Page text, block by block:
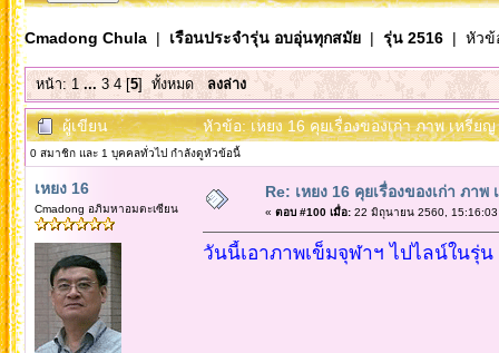
Cmadong Chula| เรือนประจำรุ่น อบอุ่นทุกสมัย| รุ่น 2516| หัวข้
หน้า:1 ... 3 4[5] ทั้งหมด ลงล่าง
ผู้เขียน หัวข้อ: เหยง 16 คุยเรื่องของเก่า ภาพ เหรี
0 สมาชิก และ 1 บุคคลทั่วไป กำลังดูหัวข้อนี้
เหยง 16
Cmadong อภิมหาอมตะเซียน
Re: เหยง 16 คุยเรื่องของเก่า ภา
« ตอบ #100 เมื่อ:22 มิถุนายน 2560, 15:16:03
วันนี้เอาภาพเข็มจุฬาฯ ไปไลน์ในรุ่